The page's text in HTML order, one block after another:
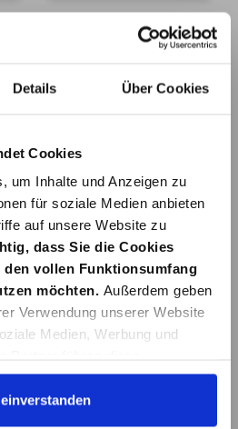
Details Über Cookies
Cookies
um Inhalte und Anzeigen zu
für soziale Medien anbieten
auf unsere Website zu
dass Sie die Cookies
den vollen Funktionsumfang
möchten. Außerdem geben
Verwendung unserer Website
Medien, Werbung und
mit weiteren Daten
bereitgestellt haben oder die
der Dienste gesammelt
zusammen mit seinem Team, der
die Gewürzmischungen von „Don
nutzen können. Im Jahr 2010
BBQ King gegründet. "Don Marco
ihm die beschränkte Anzahl an